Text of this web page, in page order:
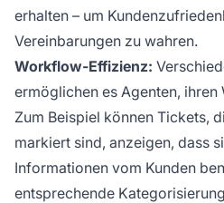
erhalten – um
Vereinbarungen zu wahren.
Workflow-Effizienz:
ermöglichen es Agenten,
Zum Beispiel können Tickets,
markiert sind, anzeigen, dass
Informationen vom Kunden
entsprechende